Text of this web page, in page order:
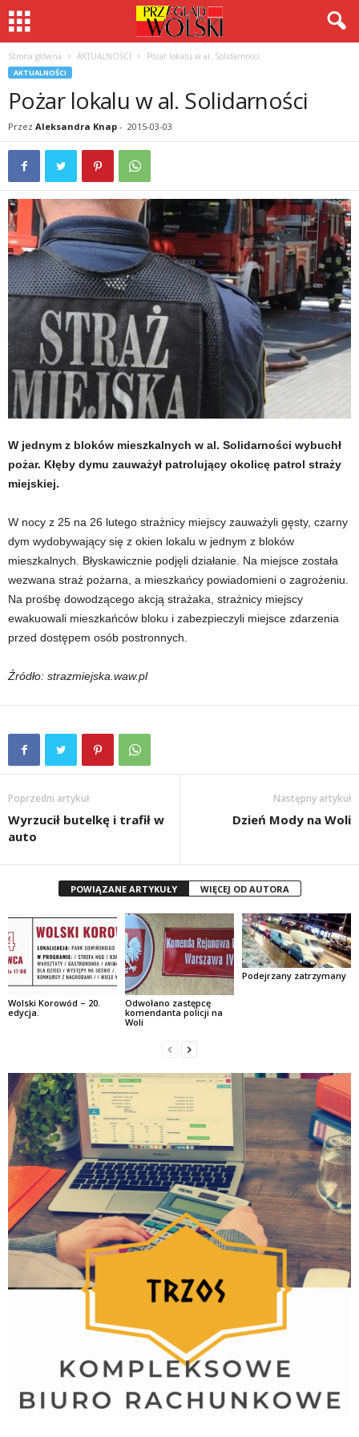
Strona główna AKTUALNOŚCI Pożar lokalu w al. Solidarności
AKTUALNOŚCI
Pożar lokalu w al. Solidarności
Przez Aleksandra Knap - 2015-03-03
W jednym z bloków mieszkalnych w al. Solidarności wybuchł
pożar. Kłęby dymu zauważył patrolujący okolicę patrol straży
miejskiej.
W nocy z 25 na 26 lutego strażnicy miejscy zauważyli gęsty, czarny
dym wydobywający się z okien lokalu w jednym z bloków
mieszkalnych. Błyskawicznie podjęli działanie. Na miejsce została
wezwana straż pożarna, a mieszkańcy powiadomieni o zagrożeniu.
Na prośbę dowodzącego akcją strażaka, strażnicy miejscy
ewakuowali mieszkańców bloku i zabezpieczyli miejsce zdarzenia
przed dostępem osób postronnych.
Źródło: strazmiejska.waw.pl
Poprzedni artykuł
Wyrzucił butelkę i trafił w
auto
Następny artykuł
Dzień Mody na Woli
POWIĄZANE ARTYKUŁY WIĘCEJ OD AUTORA
Wolski Korowód – 20.
edycja.
Odwołano zastępcę
komendanta policji na
Woli
Podejrzany zatrzymany